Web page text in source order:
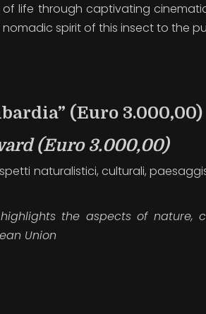
life through captivating
spirit of this insect to the
(Euro 3.000,00)
(Euro 3.000,00)
naturalistici, culturali,
the aspects of nature,
Union